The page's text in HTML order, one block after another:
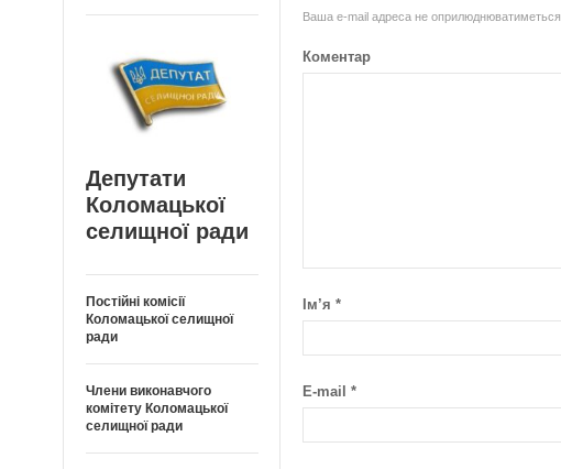
Ваша e-mail адреса не оприлюднюватиметься.
Коментар
Ім’я*
E-mail*
Депутати
Коломацької
селищної ради
Постійні комісії
Коломацької селищної
ради
Члени виконавчого
комітету Коломацької
селищної ради